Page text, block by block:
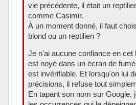
vie précédente, il était un
comme Casimir.
À un moment donné, il faut
blond ou un reptilien ?
Je n'ai aucune confiance en cet
est noyé dans un écran de
est invérifiable. Et lorsqu'on lui
précisions, il refuse tout
En tapant son nom sur Google,